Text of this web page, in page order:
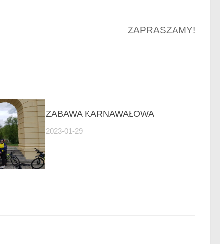
ZAPRASZAMY!
ZABAWA KARNAWAŁOWA
2023-01-29